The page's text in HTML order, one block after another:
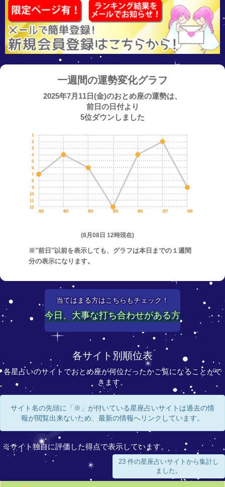
一週間の運勢変化グラフ
2025年7月11日(金)のおとめ座の運勢は、
前日の日付より
5位ダウンしました
8/2 8/3 8/4 8/5 8/6 8/7 8/8
12
11
10
9
8
7
6
5
4
3
2
1
(8月08日 12時現在)
※"前日"以前を表示しても、グラフは本日までの１週間
分の表示になります。
当てはまる方はこちらもチェック！
今日、大事な打ち合わせがある方
各サイト別順位表
各星占いのサイトでおとめ座が何位だったかご覧になることがで
きます。
サイト名の先頭に「※」が付いている星座占いサイトは過去の情
報が閲覧出来ないため、最新の情報へリンクしています。
※サイト独自に評価した得点で表示しています。
23 件の星座占いサイトから集計し
ました。